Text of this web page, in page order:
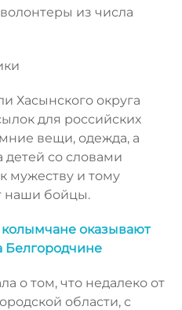
из числа
Хасынского округа
для российских
вещи, одежда, а
детей со словами
мужеству и тому
наши бойцы.
оказывают
о том, что недалеко от
области, с